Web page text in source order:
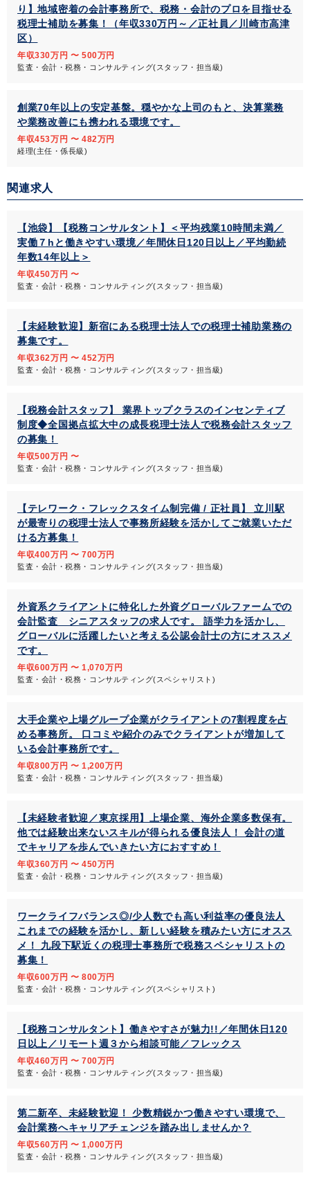
り】地域密着の会計事務所で、税務・会計のプロを目指せる
税理士補助を募集！（年収330万円～／正社員／川崎市高津
区）
年収330万円 〜 500万円
監査・会計・税務・コンサルティング(スタッフ・担当級)
創業70年以上の安定基盤。穏やかな上司のもと、決算業務
や業務改善にも携われる環境です。
年収453万円 〜 482万円
経理(主任・係長級)
関連求人
【池袋】【税務コンサルタント】＜平均残業10時間未満／
実働７hと働きやすい環境／年間休日120日以上／平均勤続
年数14年以上＞
年収450万円 〜
監査・会計・税務・コンサルティング(スタッフ・担当級)
【未経験歓迎】新宿にある税理士法人での税理士補助業務の
募集です。
年収362万円 〜 452万円
監査・会計・税務・コンサルティング(スタッフ・担当級)
【税務会計スタッフ】 業界トップクラスのインセンティブ
制度◆全国拠点拡大中の成長税理士法人で税務会計スタッフ
の募集！
年収500万円 〜
監査・会計・税務・コンサルティング(スタッフ・担当級)
【テレワーク・フレックスタイム制完備 / 正社員】 立川駅
が最寄りの税理士法人で事務所経験を活かしてご就業いただ
ける方募集！
年収400万円 〜 700万円
監査・会計・税務・コンサルティング(スタッフ・担当級)
外資系クライアントに特化した外資グローバルファームでの
会計監査 シニアスタッフの求人です。 語学力を活かし、
グローバルに活躍したいと考える公認会計士の方にオススメ
です。
年収600万円 〜 1,070万円
監査・会計・税務・コンサルティング(スペシャリスト)
大手企業や上場グループ企業がクライアントの7割程度を占
める事務所。 口コミや紹介のみでクライアントが増加して
いる会計事務所です。
年収800万円 〜 1,200万円
監査・会計・税務・コンサルティング(スタッフ・担当級)
【未経験者歓迎／東京採用】上場企業、海外企業多数保有。
他では経験出来ないスキルが得られる優良法人！ 会計の道
でキャリアを歩んでいきたい方におすすめ！
年収360万円 〜 450万円
監査・会計・税務・コンサルティング(スタッフ・担当級)
ワークライフバランス◎/少人数でも高い利益率の優良法人
これまでの経験を活かし、新しい経験を積みたい方にオスス
メ！ 九段下駅近くの税理士事務所で税務スペシャリストの
募集！
年収600万円 〜 800万円
監査・会計・税務・コンサルティング(スペシャリスト)
【税務コンサルタント】働きやすさが魅力!!／年間休日120
日以上／リモート週３から相談可能／フレックス
年収460万円 〜 700万円
監査・会計・税務・コンサルティング(スタッフ・担当級)
第二新卒、未経験歓迎！ 少数精鋭かつ働きやすい環境で、
会計業務へキャリアチェンジを踏み出しませんか？
年収560万円 〜 1,000万円
監査・会計・税務・コンサルティング(スタッフ・担当級)